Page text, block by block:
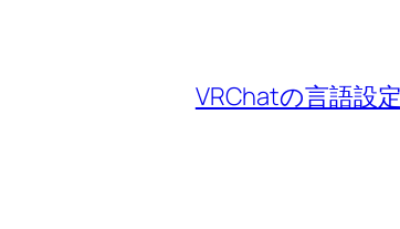
VRChatの言語設